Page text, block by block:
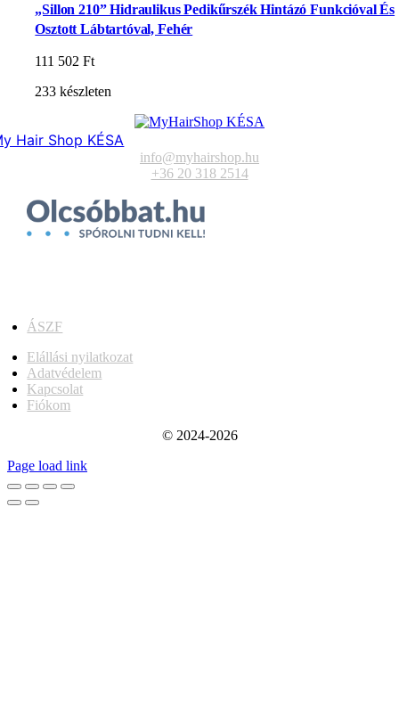
„Sillon 210” Hidraulikus Pedikűrszék Hintázó Funkcióval És
Osztott Lábtartóval, Fehér
111 502Ft
233 készleten
Hair Shop KÉSA
info@myhairshop.hu
+36 20 318 2514
ÁSZF
Elállási nyilatkozat
Adatvédelem
Kapcsolat
Fiókom
© 2024-2026
Page load link